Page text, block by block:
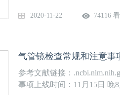
2020-11-22 74116
气管镜检查常规和注意事
参考文献链接：
事项上线时间：11月15日 晚